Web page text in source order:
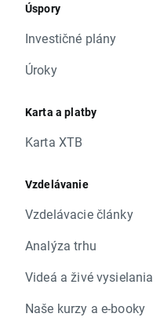
Úspory
Investičné plány
Úroky
Karta a platby
Karta XTB
Vzdelávanie
Vzdelávacie články
Analýza trhu
Videá a živé vysielania
Naše kurzy a e-booky